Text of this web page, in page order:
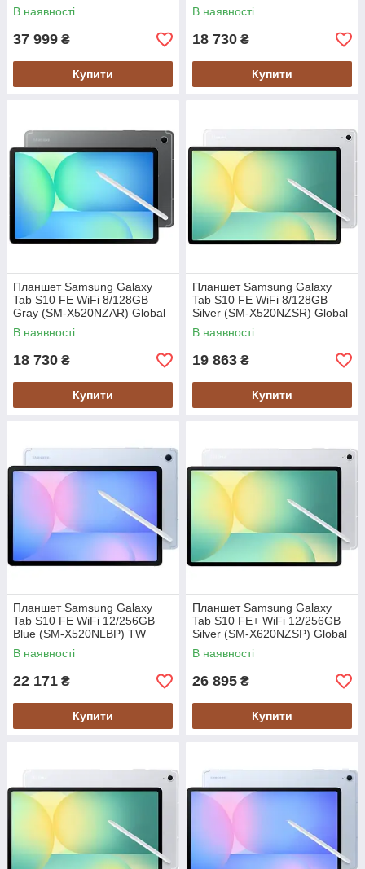
X920NZAR) Global version
В наявності
37 999 ₴
Купити
version
В наявності
18 730 ₴
Купити
Планшет Samsung Galaxy
Tab S10 FE WiFi 8/128GB
Gray (SM-X520NZAR) Global
version
В наявності
18 730 ₴
Купити
Планшет Samsung Galaxy
Tab S10 FE WiFi 8/128GB
Silver (SM-X520NZSR) Global
version
В наявності
19 863 ₴
Купити
Планшет Samsung Galaxy
Tab S10 FE WiFi 12/256GB
Blue (SM-X520NLBP) TW
В наявності
22 171 ₴
Купити
Планшет Samsung Galaxy
Tab S10 FE+ WiFi 12/256GB
Silver (SM-X620NZSP) Global
version
В наявності
26 895 ₴
Купити